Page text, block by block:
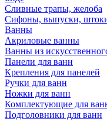
Сливные трапы, желоба
Сифоны, выпуски,
Ванны
Акриловые ванны
Ванны из
Панели для ванн
Крепления для панелей
Ручки для ванн
Ножки для ванн
Комплектующие для
Подголовники для ванн